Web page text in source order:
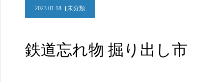
2023.01.18 未分類
鉄道忘れ物 掘り出し市